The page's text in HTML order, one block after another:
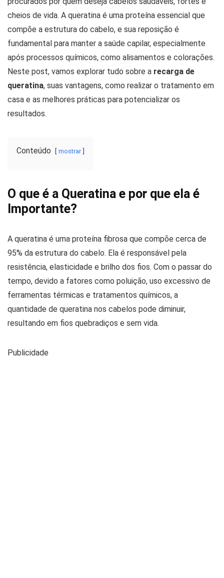
cheios de vida. A queratina é uma proteína essencial que
compõe a estrutura do cabelo, e sua reposição é
fundamental para manter a saúde capilar, especialmente
após processos químicos, como alisamentos e colorações.
Neste post, vamos explorar tudo sobre a recarga de
queratina, suas vantagens, como realizar o tratamento em
casa e as melhores práticas para potencializar os
resultados.
Conteúdo mostrar
O que é a Queratina e por que ela é
Importante?
A queratina é uma proteína fibrosa que compõe cerca de
95% da estrutura do cabelo. Ela é responsável pela
resistência, elasticidade e brilho dos fios. Com o passar do
tempo, devido a fatores como poluição, uso excessivo de
ferramentas térmicas e tratamentos químicos, a
quantidade de queratina nos cabelos pode diminuir,
resultando em fios quebradiços e sem vida.
Publicidade